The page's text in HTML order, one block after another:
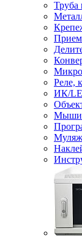
Труба
Реле,
ИК/
Мыши